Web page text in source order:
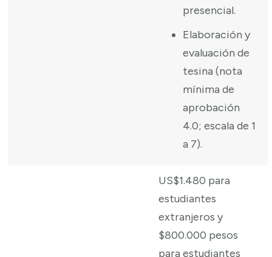
presencial.
Elaboración y
evaluación de
tesina (nota
mínima de
aprobación
4.0; escala de 1
a 7).
US$1.480 para
estudiantes
extranjeros y
$800.000 pesos
para estudiantes